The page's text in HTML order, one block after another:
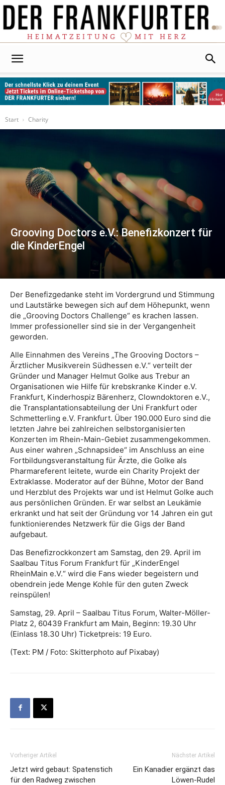
Start
Charity
Grooving Doctors e.V.: Benefizkonzert für
die KinderEngel
Der Benefizgedanke steht im Vordergrund und Stimmung
und Lautstärke bewegen sich auf dem Höhepunkt, wenn
die „Grooving Doctors Challenge“ es krachen lassen.
Immer professioneller sind sie in der Vergangenheit
geworden.
Alle Einnahmen des Vereins „The Grooving Doctors –
Ärztlicher Musikverein Südhessen e.V.“ verteilt der
Gründer und Manager Helmut Golke aus Trebur an
Organisationen wie Hilfe für krebskranke Kinder e.V.
Frankfurt, Kinderhospiz Bärenherz, Clowndoktoren e.V.,
die Transplantationsabteilung der Uni Frankfurt oder
Schmetterling e.V. Frankfurt. Über 190.000 Euro sind die
letzten Jahre bei zahlreichen selbstorganisierten
Konzerten im Rhein-Main-Gebiet zusammengekommen.
Aus einer wahren „Schnapsidee“ im Anschluss an eine
Fortbildungsveranstaltung für Ärzte, die Golke als
Pharmareferent leitete, wurde ein Charity Projekt der
Extraklasse. Moderator auf der Bühne, Motor der Band
und Herzblut des Projekts war und ist Helmut Golke auch
aus persönlichen Gründen. Er war selbst an Leukämie
erkrankt und hat seit der Gründung vor 14 Jahren ein gut
funktionierendes Netzwerk für die Gigs der Band
aufgebaut.
Das Benefizrockkonzert am Samstag, den 29. April im
Saalbau Titus Forum Frankfurt für „KinderEngel
RheinMain e.V.“ wird die Fans wieder begeistern und
obendrein jede Menge Kohle für den guten Zweck
reinspülen!
Samstag, 29. April – Saalbau Titus Forum, Walter-Möller-
Platz 2, 60439 Frankfurt am Main, Beginn: 19.30 Uhr
(Einlass 18.30 Uhr) Ticketpreis: 19 Euro.
(Text: PM / Foto: Skitterphoto auf Pixabay)
Vorheriger Artikel
Jetzt wird gebaut: Spatenstich
für den Radweg zwischen
Nächster Artikel
Ein Kanadier ergänzt das
Löwen-Rudel